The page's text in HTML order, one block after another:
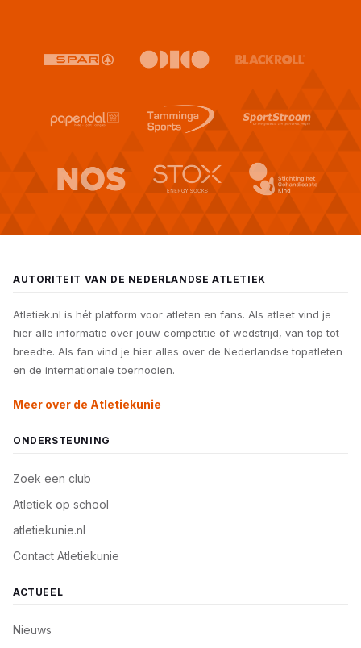
AUTORITEIT VAN DE NEDERLANDSE ATLETIEK
Atletiek.nl is hét platform voor atleten en fans. Als atleet vind je
hier alle informatie over jouw competitie of wedstrijd, van top tot
breedte. Als fan vind je hier alles over de Nederlandse topatleten
en de internationale toernooien.
Meer over de Atletiekunie
ONDERSTEUNING
Zoek een club
Atletiek op school
atletiekunie.nl
Contact Atletiekunie
ACTUEEL
Nieuws